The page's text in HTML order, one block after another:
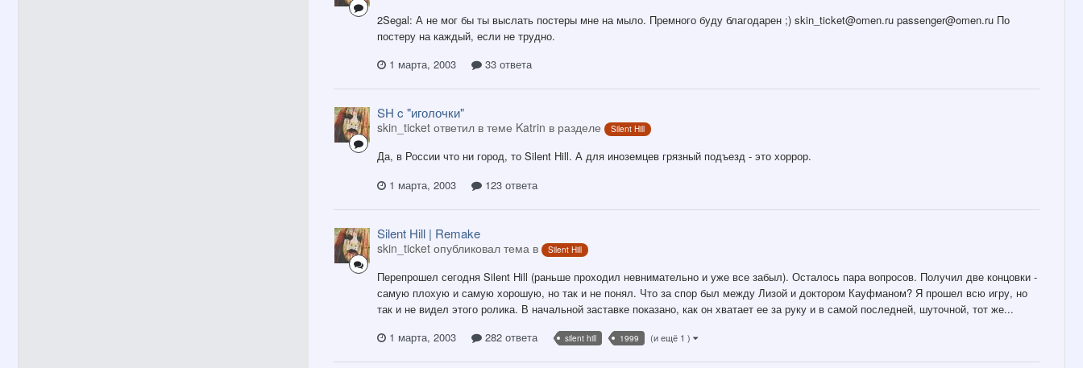
2Segal: А не мог бы ты выслать постеры мне на мыло. Премного буду благодарен ;) skin_ticket@omen.ru passenger@omen.ru По
постеру на каждый, если не трудно.
1 марта, 2003
33 ответа
SH c "иголочки"
skin_ticket ответил в теме Katrin в разделе Silent Hill
Да, в России что ни город, то Silent Hill. А для иноземцев грязный подъезд - это хоррор.
1 марта, 2003
123 ответа
Silent Hill | Remake
skin_ticket опубликовал тема в Silent Hill
Перепрошел сегодня Silent Hill (раньше проходил невнимательно и уже все забыл). Осталось пара вопросов. Получил две концовки -
самую плохую и самую хорошую, но так и не понял. Что за спор был между Лизой и доктором Кауфманом? Я прошел всю игру, но
так и не видел этого ролика. В начальной заставке показано, как он хватает ее за руку и в самой последней, шуточной, тот же...
1 марта, 2003
282 ответа silent hill 1999 (и ещё 1 )